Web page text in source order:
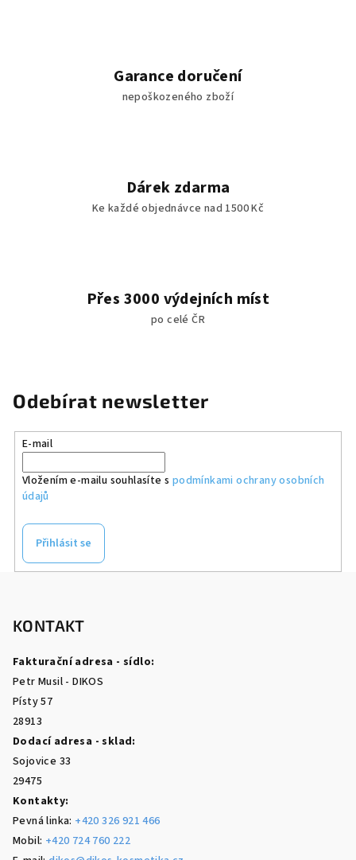
Garance doručení
nepoškozeného zboží
Dárek zdarma
Ke každé objednávce nad 1500 Kč
Přes 3000 výdejních míst
po celé ČR
Odebírat newsletter
E-mail
Vložením e-mailu souhlasíte s podmínkami ochrany osobních
údajů
Přihlásit se
KONTAKT
Fakturační adresa - sídlo:
Petr Musil - DIKOS
Písty 57
28913
Dodací adresa - sklad:
Sojovice 33
29475
Kontakty:
Pevná linka: +420 326 921 466
Mobil: +420 724 760 222